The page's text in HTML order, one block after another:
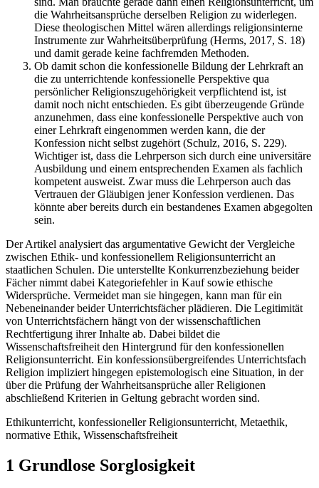
die Wahrheitsansprüche derselben Religion zu widerlegen.
Diese theologischen Mittel wären allerdings religionsinterne
Instrumente zur Wahrheitsüberprüfung (Herms, 2017, S. 18)
und damit gerade keine fachfremden Methoden.
Ob damit schon die konfessionelle Bildung der Lehrkraft an
die zu unterrichtende konfessionelle Perspektive qua
persönlicher Religionszugehörigkeit verpflichtend ist, ist
damit noch nicht entschieden. Es gibt überzeugende Gründe
anzunehmen, dass eine konfessionelle Perspektive auch von
einer Lehrkraft eingenommen werden kann, die der
Konfession nicht selbst zugehört (Schulz, 2016, S. 229).
Wichtiger ist, dass die Lehrperson sich durch eine universitäre
Ausbildung und einem entsprechenden Examen als fachlich
kompetent ausweist. Zwar muss die Lehrperson auch das
Vertrauen der Gläubigen jener Konfession verdienen. Das
könnte aber bereits durch ein bestandenes Examen abgegolten
sein.
Der Artikel analysiert das argumentative Gewicht der Vergleiche
zwischen Ethik- und konfessionellem Religionsunterricht an
staatlichen Schulen. Die unterstellte Konkurrenzbeziehung beider
Fächer nimmt dabei Kategoriefehler in Kauf sowie ethische
Widersprüche. Vermeidet man sie hingegen, kann man für ein
Nebeneinander beider Unterrichtsfächer plädieren. Die Legitimität
von Unterrichtsfächern hängt von der wissenschaftlichen
Rechtfertigung ihrer Inhalte ab. Dabei bildet die
Wissenschaftsfreiheit den Hintergrund für den konfessionellen
Religionsunterricht. Ein konfessionsübergreifendes Unterrichtsfach
Religion impliziert hingegen epistemologisch eine Situation, in der
über die Prüfung der Wahrheitsansprüche aller Religionen
abschließend Kriterien in Geltung gebracht worden sind.
Ethikunterricht, konfessioneller Religionsunterricht, Metaethik,
normative Ethik, Wissenschaftsfreiheit
1 Grundlose Sorglosigkeit